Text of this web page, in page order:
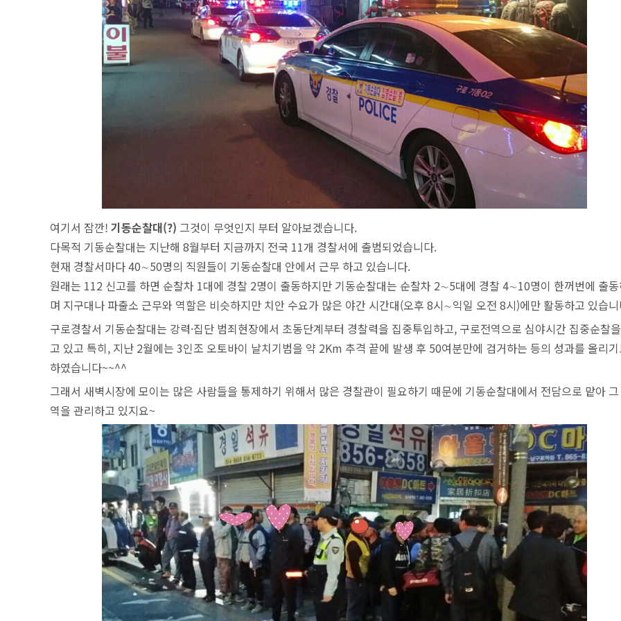
여기서 잠깐! 기동순찰대(?) 그것이 무엇인지 부터 알아보겠습니다.
다목적 기동순찰대는 지난해 8월부터 지금까지 전국 11개 경찰서에 출범되었습니다.
현재 경찰서마다 40∼50명의 직원들이 기동순찰대 안에서 근무 하고 있습니다.
원래는 112 신고를 하면 순찰차 1대에 경찰 2명이 출동하지만 기동순찰대는 순찰차 2∼5대에 경찰 4∼10명이 한꺼번에 출
며 지구대나 파출소 근무와 역할은 비슷하지만 치안 수요가 많은 야간 시간대(오후 8시∼익일 오전 8시)에만 활동하고 있습
구로경찰서 기동순찰대는 강력·집단 범죄현장에서 초동단계부터 경찰력을 집중투입하고, 구로전역으로 심야시간 집중순찰
고 있고 특히, 지난 2월에는 3인조 오토바이 날치기범을 약 2Km 추격 끝에 발생 후 50여분만에 검거하는 등의 성과를 올리
하였습니다~~^^
그래서 새벽시장에 모이는 많은 사람들을 통제하기 위해서 많은 경찰관이 필요하기 때문에 기동순찰대에서 전담으로 맡아 그
역을 관리하고 있지요~